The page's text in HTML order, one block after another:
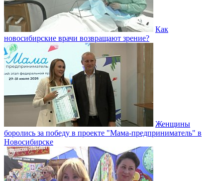
Как
новосибирские врачи возвращают зрение?
Женщины
боролись за победу в проекте "Мама-предприниматель" в
Новосибирске